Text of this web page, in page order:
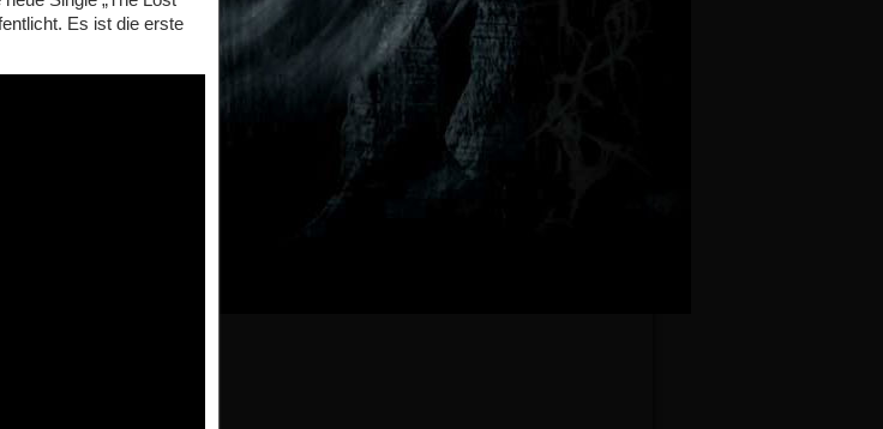
Es ist die erste